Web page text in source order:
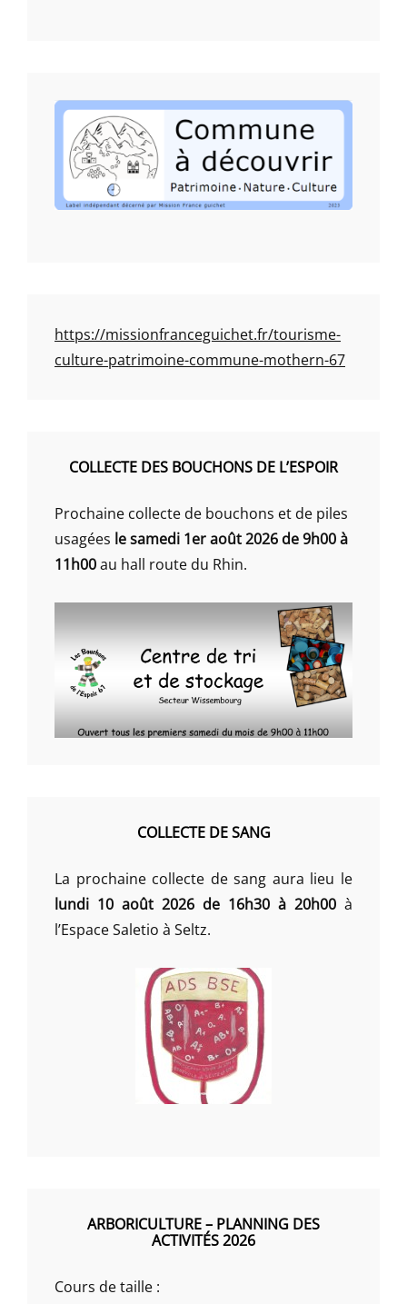
https://missionfranceguichet.fr/tourisme-
culture-patrimoine-commune-mothern-67
COLLECTE DES BOUCHONS DE L’ESPOIR
Prochaine collecte de bouchons et de piles
usagées le samedi 1er août 2026 de 9h00 à
11h00au hall route du Rhin.
COLLECTE DE SANG
La prochaine collecte de sang aura lieu le
lundi 10 août 2026 de 16h30 à 20h00 à
l’Espace Saletio à Seltz.
ARBORICULTURE – PLANNING DES
ACTIVITÉS 2026
Cours de taille :